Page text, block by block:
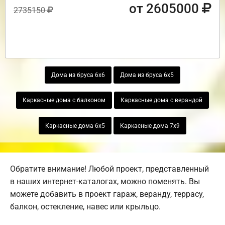
2735150 от 2605000
Дома из бруса 6х6 Дома из бруса 6х5
Каркасные дома с балконом Каркасные дома с верандой
Каркасные дома 6х5 Каркасные дома 7х9
Обратите внимание! Любой проект, представленный
в наших интернет-каталогах, можно поменять. Вы
можете добавить в проект гараж, веранду, террасу,
балкон, остекление, навес или крыльцо.